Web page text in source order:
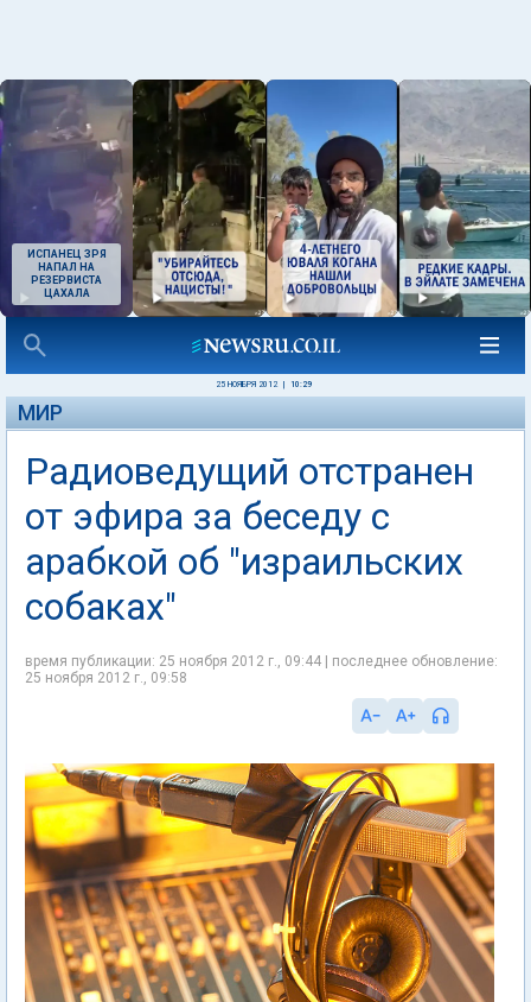
ИСПАНЕЦ ЗРЯ
НАПАЛ НА
РЕЗЕРВИСТА
ЦАХАЛА
25 НОЯБРЯ 2012 10:29
МИР
Радиоведущий отстранен
от эфира за беседу с
арабкой об "израильских
собаках"
время публикации: 25 ноября 2012 г., 09:44 | последнее обновление:
25 ноября 2012 г., 09:58